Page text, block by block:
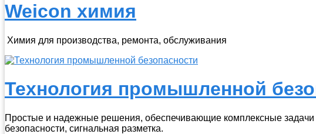
Weicon химия
Химия для производства, ремонта, обслуживания
Технология промышленной
Простые и надежные решения, обеспечивающие комплексные задачи
безопасности, сигнальная разметка.